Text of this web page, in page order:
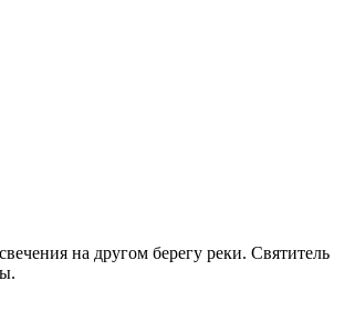
на другом берегу реки. Святитель